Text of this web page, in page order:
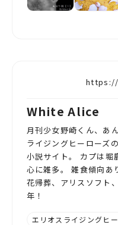
White Alice
月刊少女野崎くん、あ
ライジングヒーローズ
小説サイト。 カプは堀
心に雑多。 雑食傾向あ
花帰葬、アリスソフト
年！
エリオスライジングヒ